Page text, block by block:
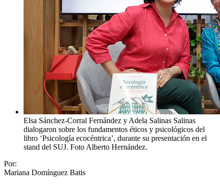
Elsa Sánchez-Corral Fernández y Adela Salinas Salinas
dialogaron sobre los fundamentos éticos y psicológicos del
libro ‘Psicología ecocéntrica’, durante su presentación en el
stand del SUJ. Foto Alberto Hernández.
Por:
Mariana Domínguez Batis